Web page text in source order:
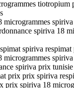
spiriva
spiriva 18
spiriva respimat
microgrammes
spiriva prix tunisie
prix prix spiriva
prix spiriva 18